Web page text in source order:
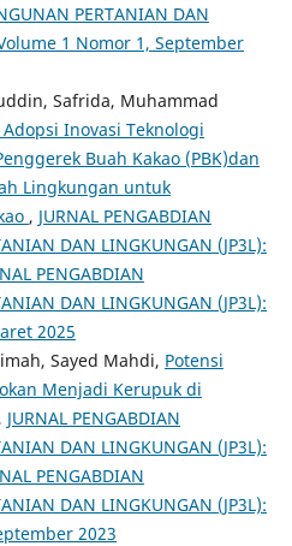
PERTANIAN DAN
1 Nomor 1, September
Safrida, Muhammad
Inovasi Teknologi
Buah Kakao (PBK)dan
Lingkungan untuk
, JURNAL PENGABDIAN
DAN LINGKUNGAN (JP3L):
PENGABDIAN
DAN LINGKUNGAN (JP3L):
2025
Sayed Mahdi, Potensi
Menjadi Kerupuk di
, JURNAL PENGABDIAN
DAN LINGKUNGAN (JP3L):
PENGABDIAN
DAN LINGKUNGAN (JP3L):
2023